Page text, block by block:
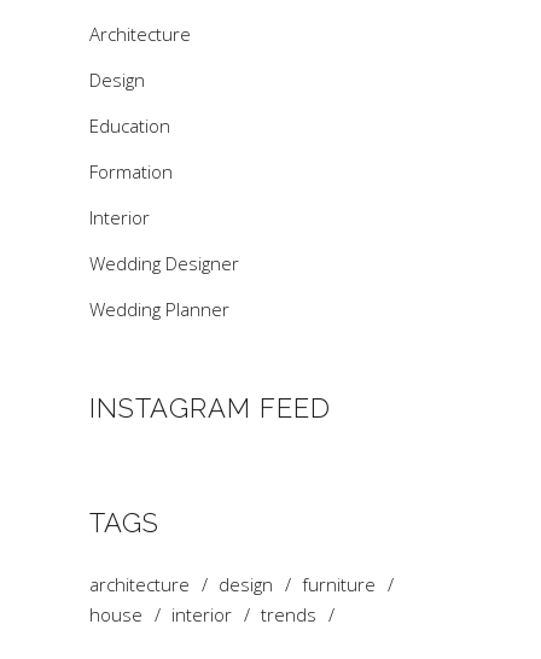
Architecture
Design
Education
Formation
Interior
Wedding Designer
Wedding Planner
INSTAGRAM FEED
TAGS
architecture design
furniture
house
interior trends